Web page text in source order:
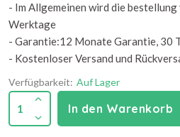
- Im Allgemeinen wird die
Werktage
- Garantie:12 Monate Garantie, 30
- Kostenloser Versand und
Verfügbarkeit: Auf Lager
1 In den Warenkorb